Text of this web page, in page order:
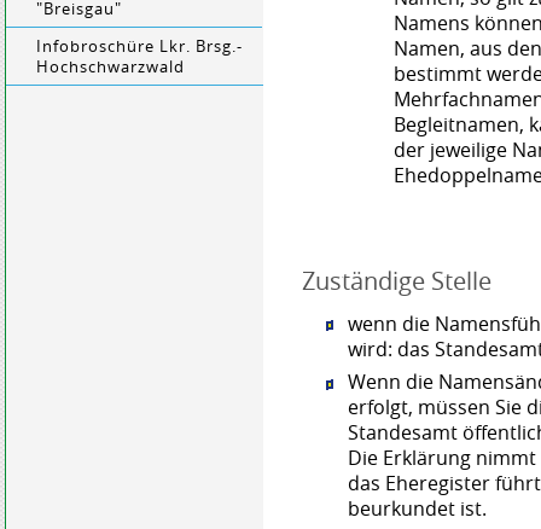
"Breisgau"
Infobroschüre Lkr. Brsg.-
Hochschwarzwald
Namens
Namen, aus
bestimmt
Begleitnamen,
der jeweilige
Zuständige Stelle
wenn die
wird: das
Wenn die
erfolgt, müssen Sie
Standesamt
Die Erklärung
das Eheregister
beurkundet ist.